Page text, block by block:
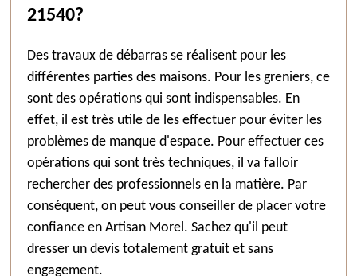
21540?
Des travaux de débarras se réalisent pour les
différentes parties des maisons. Pour les greniers, ce
sont des opérations qui sont indispensables. En
effet, il est très utile de les effectuer pour éviter les
problèmes de manque d'espace. Pour effectuer ces
opérations qui sont très techniques, il va falloir
rechercher des professionnels en la matière. Par
conséquent, on peut vous conseiller de placer votre
confiance en Artisan Morel. Sachez qu'il peut
dresser un devis totalement gratuit et sans
engagement.